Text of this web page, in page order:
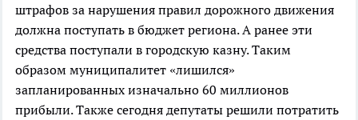
штрафов за нарушения правил дорожного движения
должна поступать в бюджет региона. А ранее эти
средства поступали в городскую казну. Таким
образом муниципалитет «лишился»
запланированных изначально 60 миллионов
прибыли. Также сегодня депутаты решили потратить